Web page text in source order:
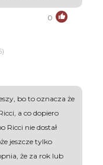
0
bo to oznacza że
a co dopiero
Ricci nie dostał
jeszcze tylko
że za rok lub